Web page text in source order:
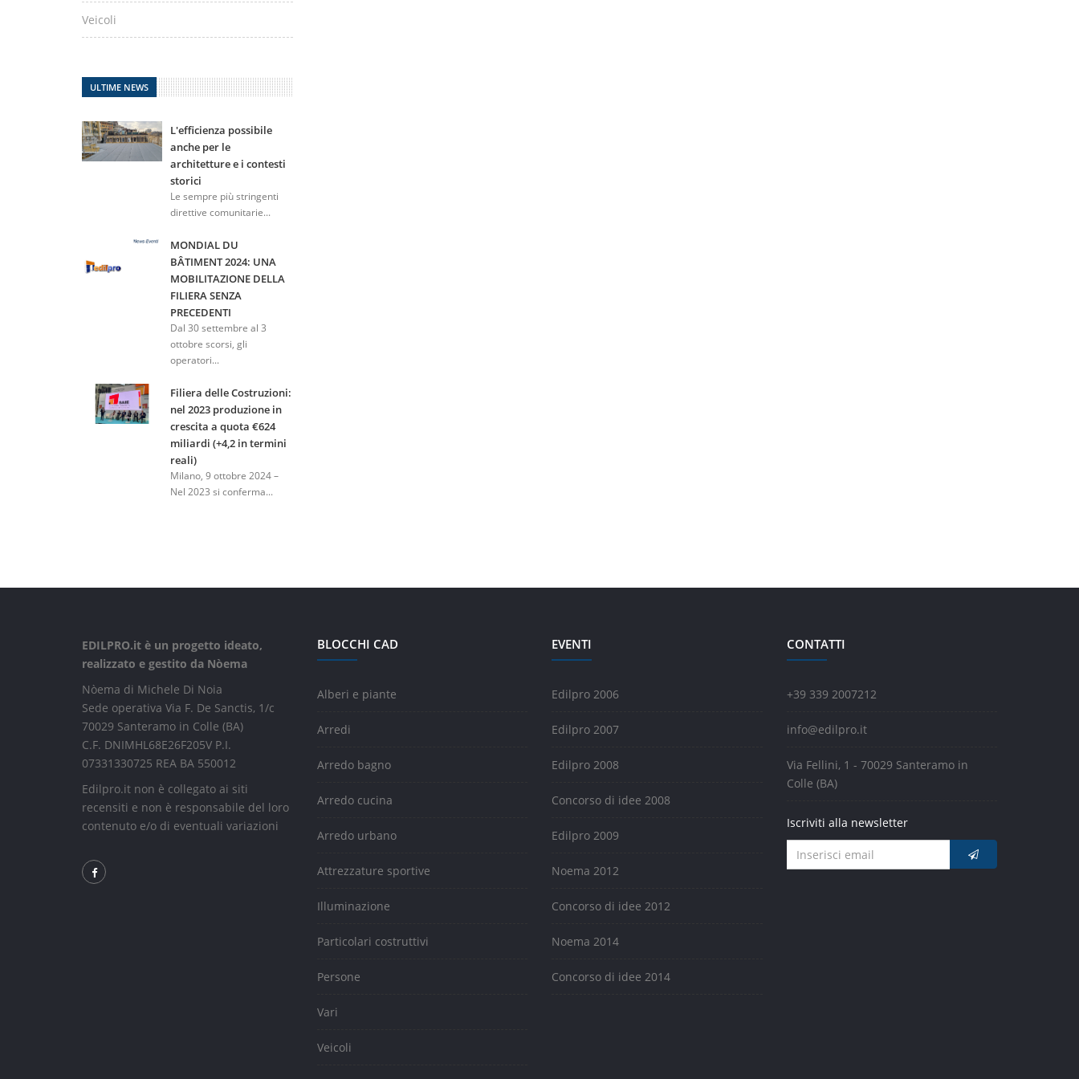
Veicoli
ULTIME NEWS
L'efficienza possibile
anche per le
architetture e i contesti
storici
Le sempre più stringenti
direttive comunitarie...
MONDIAL DU
BÂTIMENT 2024: UNA
MOBILITAZIONE DELLA
FILIERA SENZA
PRECEDENTI
Dal 30 settembre al 3
ottobre scorsi, gli
operatori...
Filiera delle Costruzioni:
nel 2023 produzione in
crescita a quota €624
miliardi (+4,2 in termini
reali)
Milano, 9 ottobre 2024 –
Nel 2023 si conferma...
EDILPRO.it è un progetto ideato,
realizzato e gestito da Nòema
Nòema di Michele Di Noia
Sede operativa Via F. De Sanctis, 1/c
70029 Santeramo in Colle (BA)
C.F. DNIMHL68E26F205V P.I.
07331330725 REA BA 550012
Edilpro.it non è collegato ai siti
recensiti e non è responsabile del loro
contenuto e/o di eventuali variazioni
BLOCCHI CAD
Alberi e piante
Arredi
Arredo bagno
Arredo cucina
Arredo urbano
Attrezzature sportive
Illuminazione
Particolari costruttivi
Persone
Vari
Veicoli
EVENTI
Edilpro 2006
Edilpro 2007
Edilpro 2008
Concorso di idee 2008
Edilpro 2009
Noema 2012
Concorso di idee 2012
Noema 2014
Concorso di idee 2014
CONTATTI
+39 339 2007212
info@edilpro.it
Via Fellini, 1 - 70029 Santeramo in
Colle (BA)
Iscriviti alla newsletter